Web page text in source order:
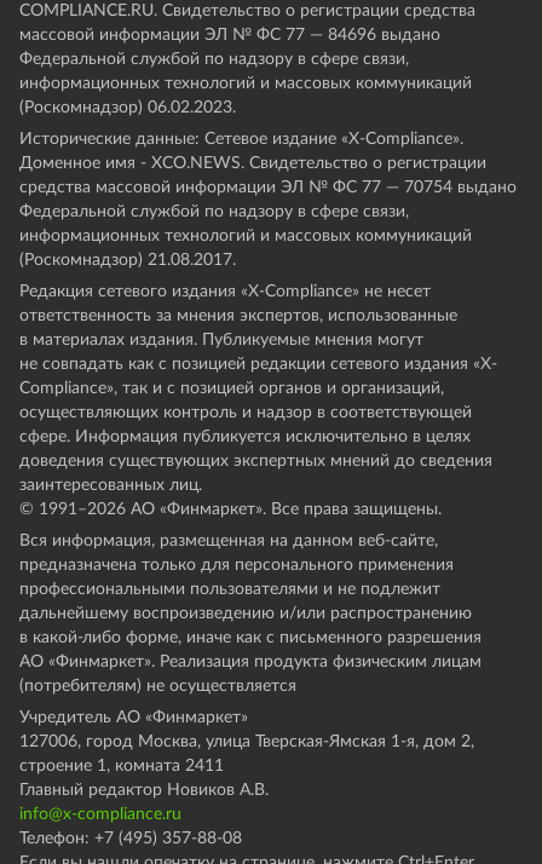
COMPLIANCE.RU. Свидетельство о регистрации средства
массовой информации ЭЛ № ФС 77 — 84696 выдано
Федеральной службой по надзору в сфере связи,
информационных технологий и массовых коммуникаций
(Роскомнадзор) 06.02.2023.
Исторические данные: Сетевое издание «Х-Compliance».
Доменное имя - XCO.NEWS. Свидетельство о регистрации
средства массовой информации ЭЛ № ФС 77 — 70754 выдано
Федеральной службой по надзору в сфере связи,
информационных технологий и массовых коммуникаций
(Роскомнадзор) 21.08.2017.
Редакция сетевого издания «X-Compliance» не несет
ответственность за мнения экспертов, использованные
в материалах издания. Публикуемые мнения могут
не совпадать как с позицией редакции сетевого издания «X-
Compliance», так и с позицией органов и организаций,
осуществляющих контроль и надзор в соответствующей
сфере. Информация публикуется исключительно в целях
доведения существующих экспертных мнений до сведения
заинтересованных лиц.
© 1991–2026 АО «Финмаркет». Все права защищены.
Вся информация, размещенная на данном веб-сайте,
предназначена только для персонального применения
профессиональными пользователями и не подлежит
дальнейшему воспроизведению и/или распространению
в какой-либо форме, иначе как с письменного разрешения
АО «Финмаркет». Реализация продукта физическим лицам
(потребителям) не осуществляется
Учредитель АО «Финмаркет»
127006, город Москва, улица Тверская-Ямская 1-я, дом 2,
строение 1, комната 2411
Главный редактор Новиков А.В.
info@x-compliance.ru
Телефон: +7 (495) 357-88-08